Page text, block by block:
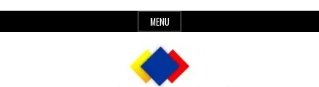
to
MENU